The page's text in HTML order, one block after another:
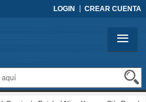
LOGIN CREAR CUENTA